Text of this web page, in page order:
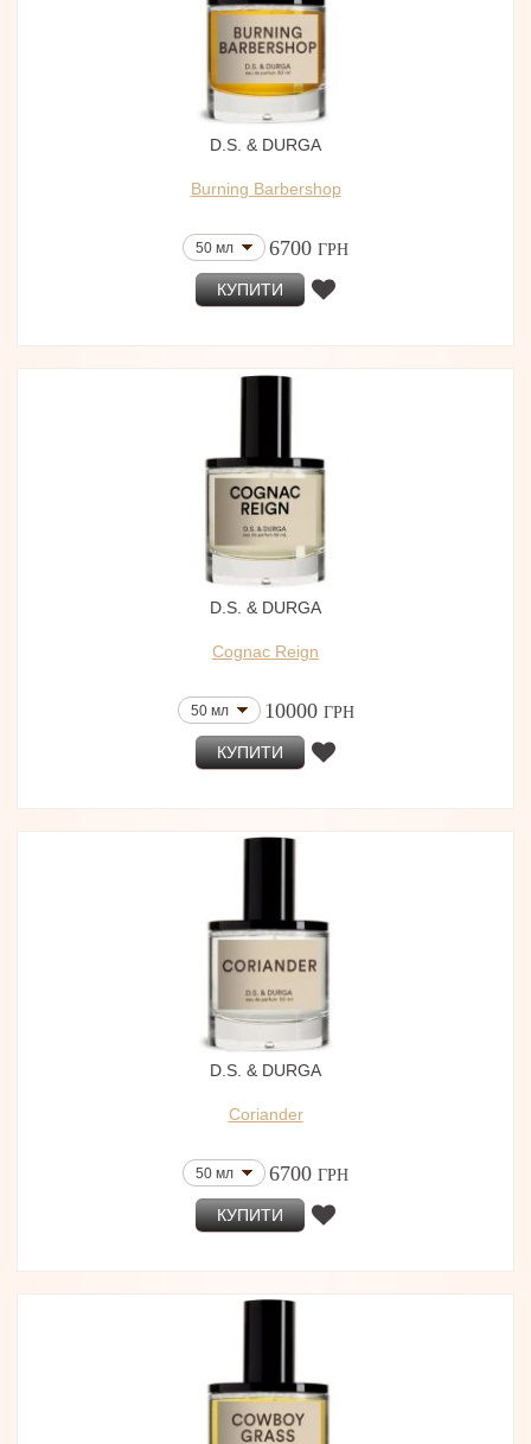
D.S. & DURGA
Burning Barbershop
50 мл 6700 ГРН
КУПИТИ
D.S. & DURGA
Cognac Reign
50 мл 10000 ГРН
КУПИТИ
D.S. & DURGA
Coriander
50 мл 6700 ГРН
КУПИТИ